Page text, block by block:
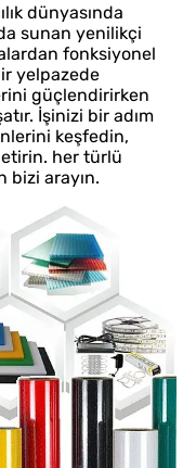
dünyasında
sunan yenilikçi
fonksiyonel
yelpazede
güçlendirirken
İşinizi bir adım
keşfedin,
her türlü
bizi arayın.